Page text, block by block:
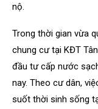
nộ.
Trong thời gian vừa
chung cư tại KĐT
đầu tư cấp nước
nay. Theo cư dân,
suốt thời sinh sống